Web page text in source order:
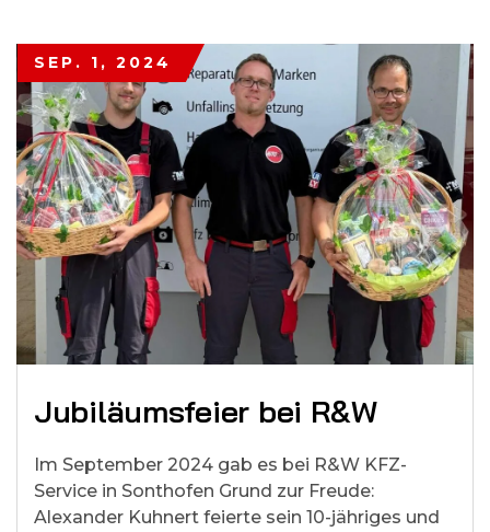
SEP. 1, 2024
Jubiläumsfeier bei R&W
Im September 2024 gab es bei R&W KFZ-
Service in Sonthofen Grund zur Freude:
Alexander Kuhnert feierte sein 10-jähriges und